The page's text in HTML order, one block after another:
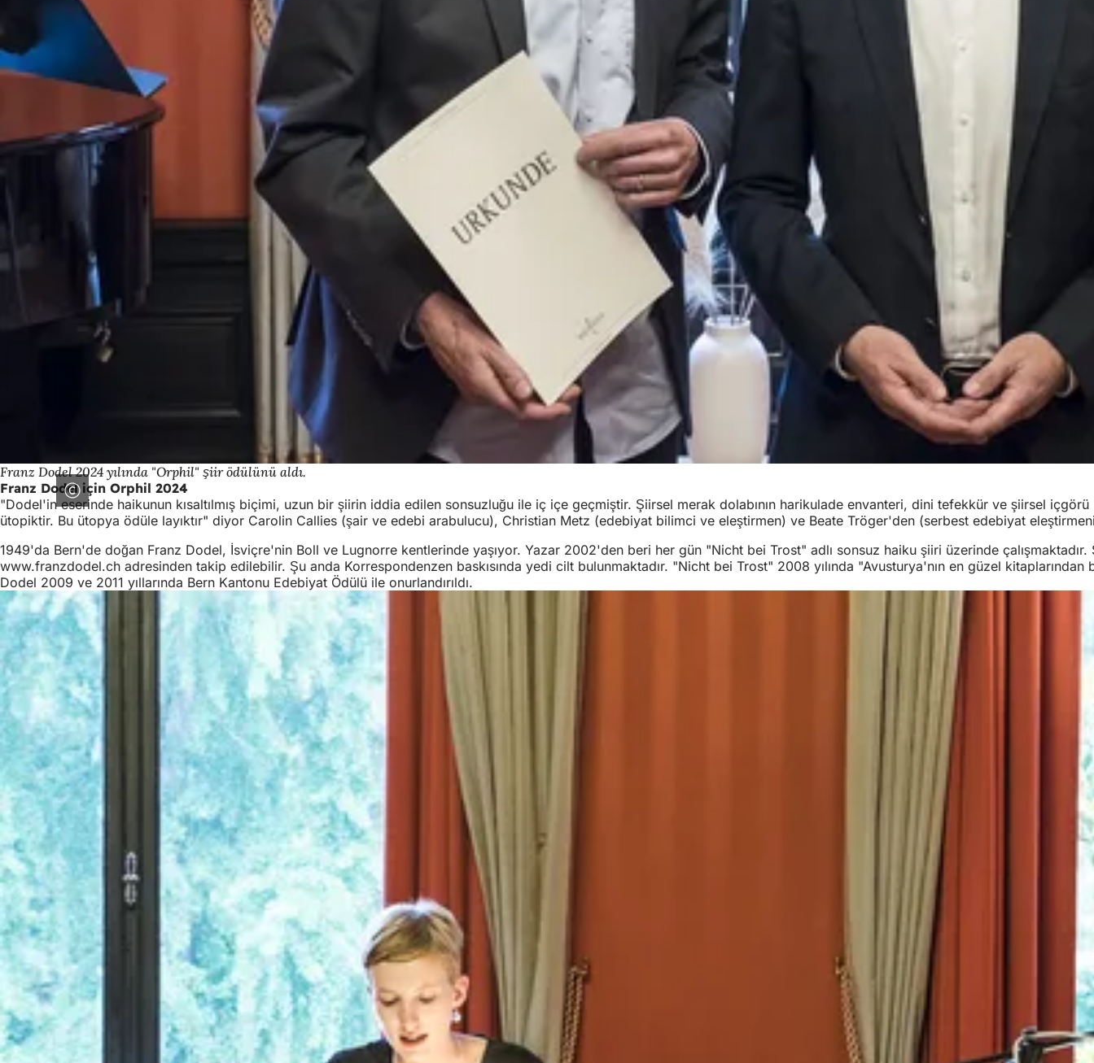
Franz Dodel 2024 yılında "Orphil" şiir ödülünü aldı.
Franz Dodel için Orphil 2024
"Dodel'in eserinde haikunun kısaltılmış biçimi, uzun bir şiirin iddia edilen sonsuzluğu ile iç içe geçmiştir. Şiirsel merak dolabının harikulade envanteri, dini tefekkür ve şiirsel
ütopiktir. Bu ütopya ödüle layıktır" diyor Carolin Callies (şair ve edebi arabulucu), Christian Metz (edebiyat bilimci ve eleştirmen) ve Beate Tröger'den (serbest edebiyat
1949'da Bern'de doğan Franz Dodel, İsviçre'nin Boll ve Lugnorre kentlerinde yaşıyor. Yazar 2002'den beri her gün "Nicht bei Trost" adlı sonsuz haiku şiiri üzerinde
www.franzdodel.ch adresinden takip edilebilir. Şu anda Korrespondenzen baskısında yedi cilt bulunmaktadır. "Nicht bei Trost" 2008 yılında "Avusturya'nın en güzel kitaplarından
Dodel 2009 ve 2011 yıllarında Bern Kantonu Edebiyat Ödülü ile onurlandırıldı.